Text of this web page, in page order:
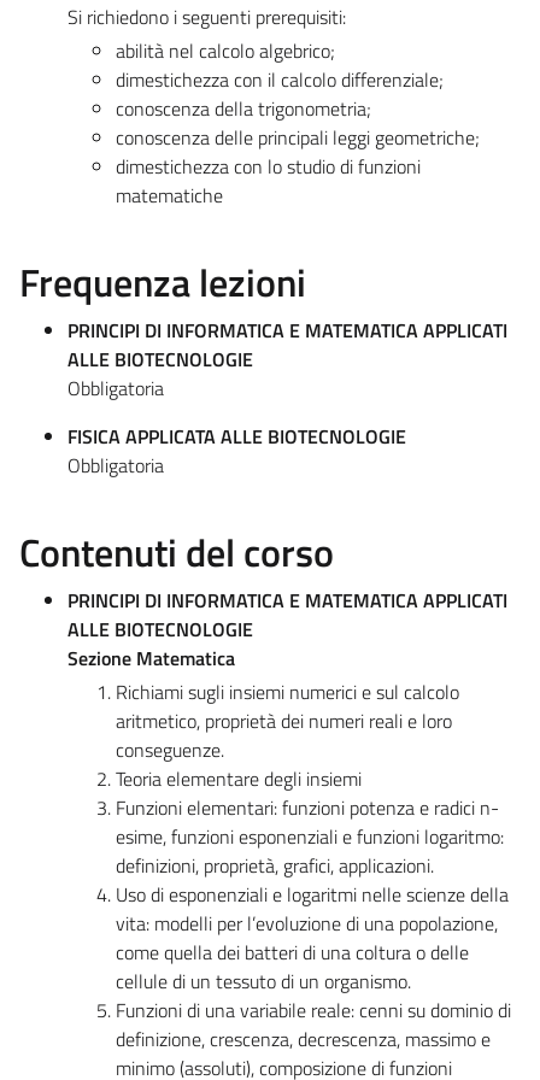
Si richiedono i seguenti prerequisiti:
abilità nel calcolo algebrico;
dimestichezza con il calcolo differenziale;
conoscenza della trigonometria;
conoscenza delle principali leggi geometriche;
dimestichezza con lo studio di funzioni
matematiche
Frequenza lezioni
PRINCIPI DI INFORMATICA E MATEMATICA APPLICATI
ALLE BIOTECNOLOGIE
Obbligatoria
FISICA APPLICATA ALLE BIOTECNOLOGIE
Obbligatoria
Contenuti del corso
PRINCIPI DI INFORMATICA E MATEMATICA APPLICATI
ALLE BIOTECNOLOGIE
Sezione Matematica
Richiami sugli insiemi numerici e sul calcolo
aritmetico, proprietà dei numeri reali e loro
conseguenze.
Teoria elementare degli insiemi
Funzioni elementari: funzioni potenza e radici n-
esime, funzioni esponenziali e funzioni logaritmo:
definizioni, proprietà, grafici, applicazioni.
Uso di esponenziali e logaritmi nelle scienze della
vita: modelli per l’evoluzione di una popolazione,
come quella dei batteri di una coltura o delle
cellule di un tessuto di un organismo.
Funzioni di una variabile reale: cenni su dominio di
definizione, crescenza, decrescenza, massimo e
minimo (assoluti), composizione di funzioni